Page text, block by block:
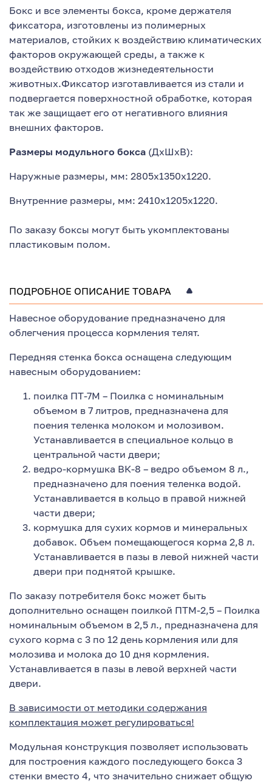
Бокс и все элементы бокса, кроме держателя
фиксатора, изготовлены из полимерных
материалов, стойких к воздействию климатических
факторов окружающей среды, а также к
воздействию отходов жизнедеятельности
животных.Фиксатор изготавливается из стали и
подвергается поверхностной обработке, которая
так же защищает его от негативного влияния
внешних факторов.
Размеры модульного бокса (ДхШхВ):
Наружные размеры, мм: 2805х1350х1220.
Внутренние размеры, мм: 2410х1205х1220.
По заказу боксы могут быть укомплектованы
пластиковым полом.
ПОДРОБНОЕ ОПИСАНИЕ ТОВАРА
Навесное оборудование предназначено для
облегчения процесса кормления телят.
Передняя стенка бокса оснащена следующим
навесным оборудованием:
поилка ПТ-7М – Поилка с номинальным
объемом в 7 литров, предназначена для
поения теленка молоком и молозивом.
Устанавливается в специальное кольцо в
центральной части двери;
ведро-кормушка ВК-8 – ведро объемом 8 л.,
предназначено для поения теленка водой.
Устанавливается в кольцо в правой нижней
части двери;
кормушка для сухих кормов и минеральных
добавок. Объем помещающегося корма 2,8 л.
Устанавливается в пазы в левой нижней части
двери при поднятой крышке.
По заказу потребителя бокс может быть
дополнительно оснащен поилкой ПТМ-2,5 – Поилка
номинальным объемом в 2,5 л., предназначена для
сухого корма с 3 по 12 день кормления или для
молозива и молока до 10 дня кормления.
Устанавливается в пазы в левой верхней части
двери.
В зависимости от методики содержания
комплектация может регулироваться!
Модульная конструкция позволяет использовать
для построения каждого последующего бокса 3
стенки вместо 4, что значительно снижает общую